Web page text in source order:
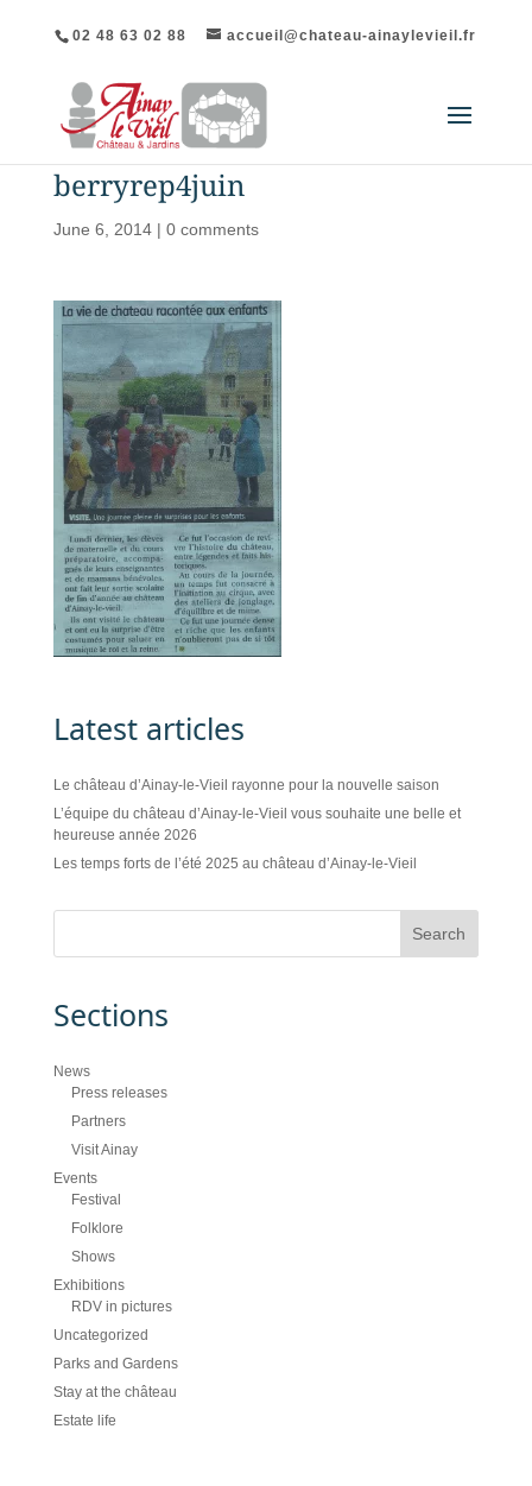
02 48 63 02 88 accueil@chateau-ainaylevieil.fr
berryrep4juin
June 6, 2014| 0 comments
Latest articles
Le château d’Ainay-le-Vieil rayonne pour la nouvelle saison
L’équipe du château d’Ainay-le-Vieil vous souhaite une belle et
heureuse année 2026
Les temps forts de l’été 2025 au château d’Ainay-le-Vieil
Sections
News
Press releases
Partners
Visit Ainay
Events
Festival
Folklore
Shows
Exhibitions
RDV in pictures
Uncategorized
Parks and Gardens
Stay at the château
Estate life